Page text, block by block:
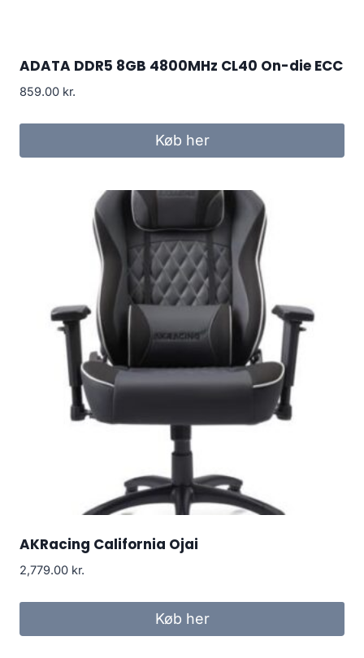
ADATA DDR5 8GB 4800MHz CL40 On-die ECC
859.00 kr.
Køb her
AKRacing California Ojai
2,779.00 kr.
Køb her